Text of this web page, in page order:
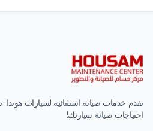
نقدم خدمات صيانة استثنائية لسيارات هوندا.
احتياجات صيانة سيارتك!